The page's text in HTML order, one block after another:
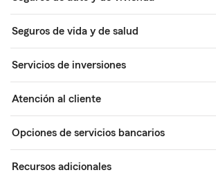
Seguros de vida y de salud
Servicios de inversiones
Atención al cliente
Opciones de servicios bancarios
Recursos adicionales